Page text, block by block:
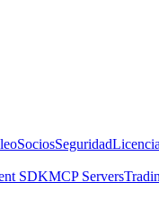
SociosSeguridad
SDKMCP Servers